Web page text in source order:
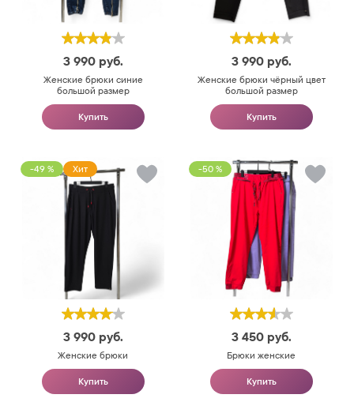
3 990 руб.
Женские брюки синие
большой размер
Купить
3 990 руб.
Женские брюки чёрный цвет
большой размер
Купить
-49 % Хит
3 990 руб.
Женские брюки
Купить
-50 %
3 450 руб.
Брюки женские
Купить